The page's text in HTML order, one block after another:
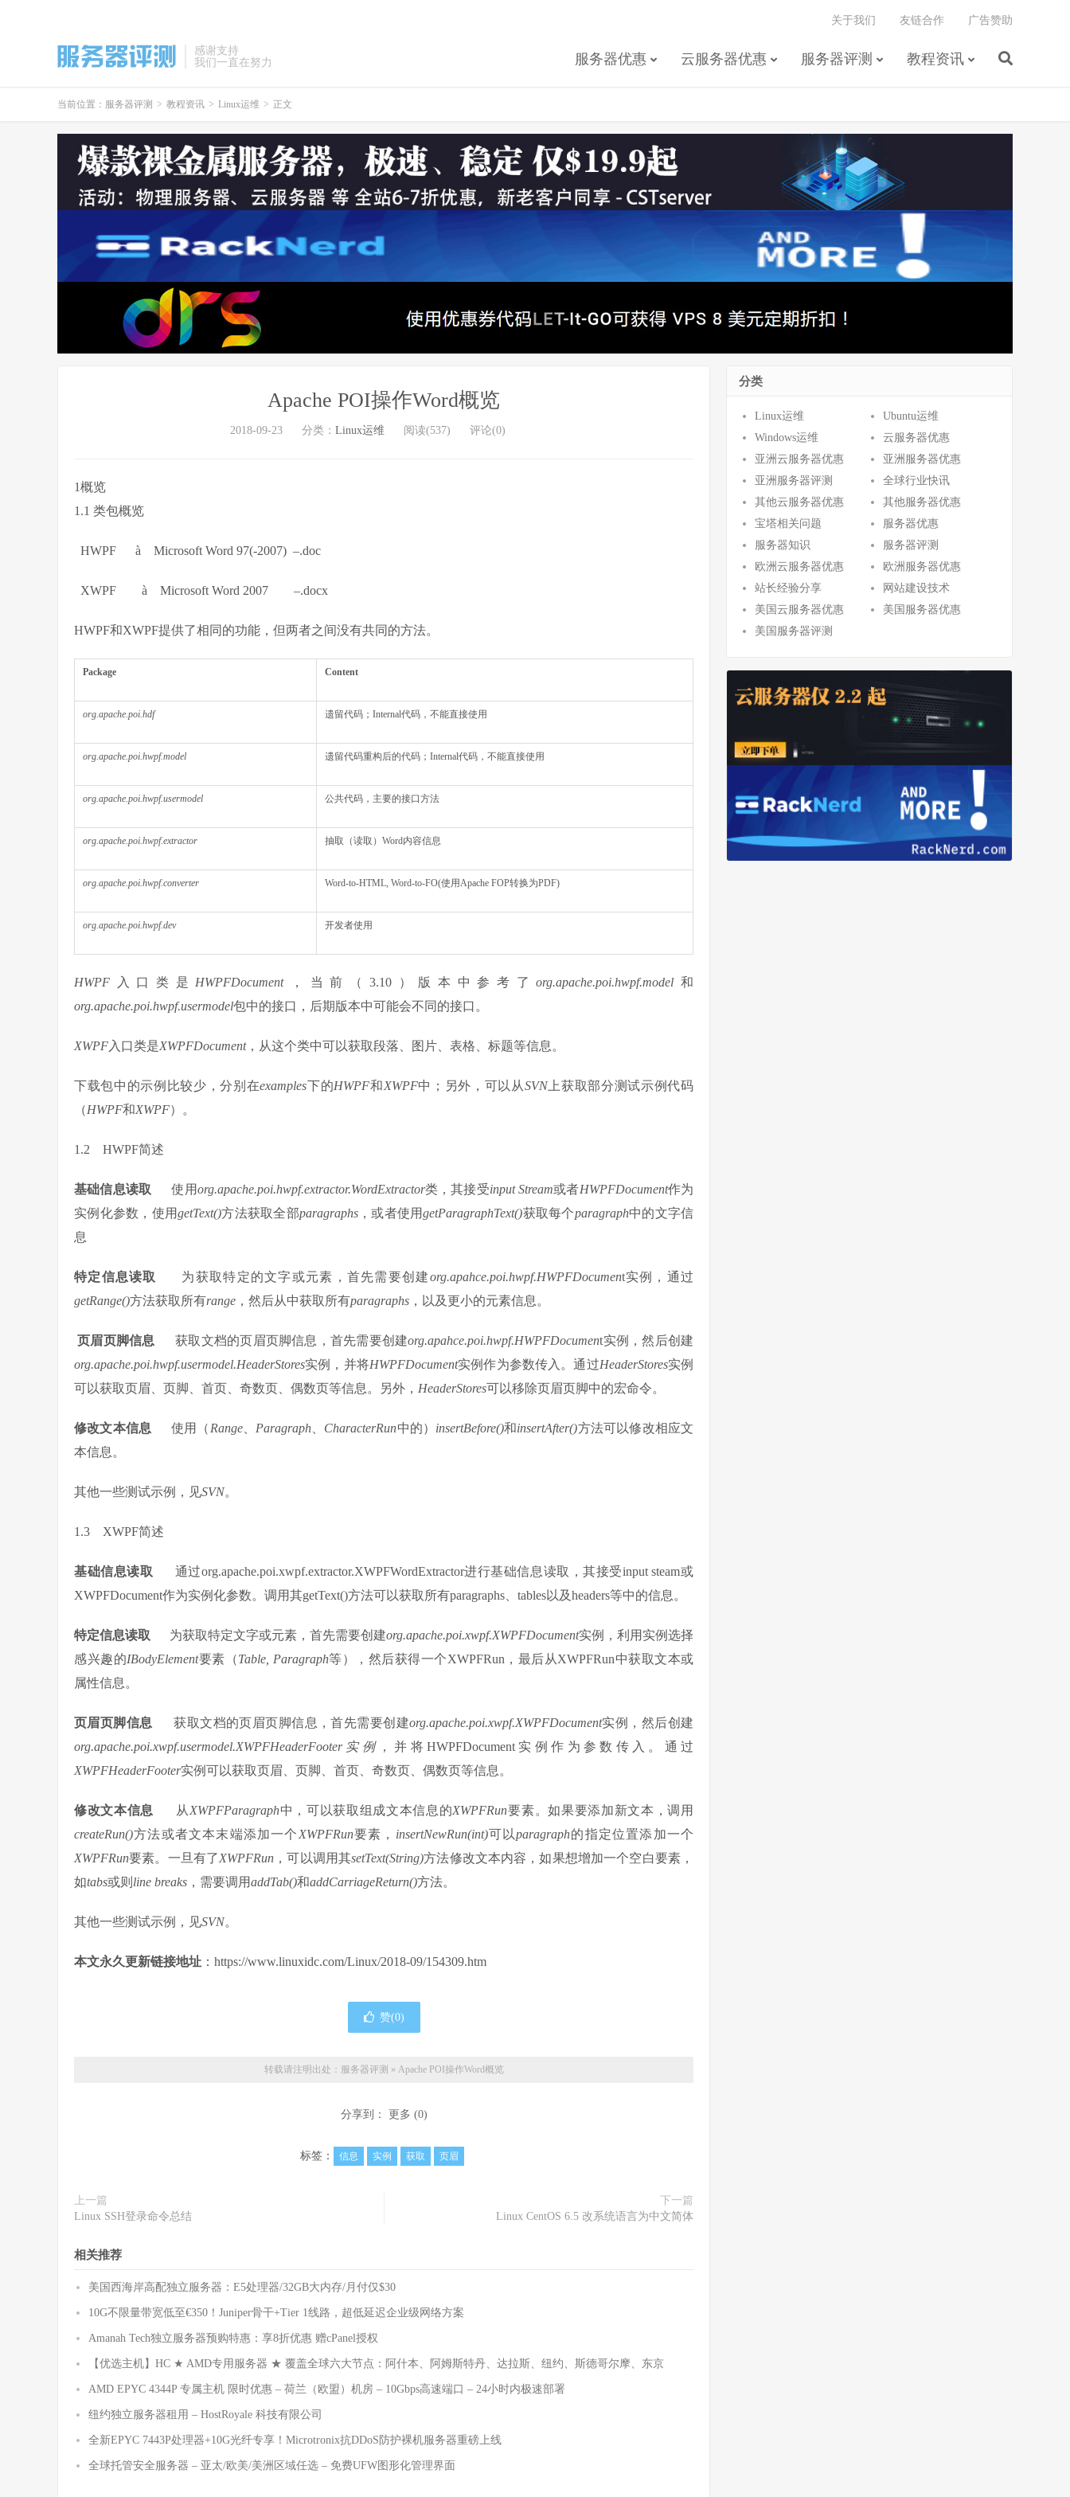
感谢支持
我们一直在努力
服务器优惠 云服务器优惠 服务器评测 教程资讯
关于我们 友链合作 广告赞助
当前位置： 服务器评测 > 教程资讯 > Linux运维 > 正文
Apache POI操作Word概览
2018-09-23 分类： Linux运维 阅读(537) 评论(0)
1概览
1.1 类包概览
HWPF à Microsoft Word 97(-2007) –.doc
XWPF à Microsoft Word 2007 –.docx
HWPF和XWPF提供了相同的功能，但两者之间没有共同的方法。
Package Content
org.apache.poi.hdf 遗留代码；Internal代码，不能直接使用
org.apache.poi.hwpf.model 遗留代码重构后的代码；Internal代码，不能直接使用
org.apache.poi.hwpf.usermodel 公共代码，主要的接口方法
org.apache.poi.hwpf.extractor 抽取（读取）Word内容信息
org.apache.poi.hwpf.converter Word-to-HTML, Word-to-FO(使用Apache FOP转换为PDF)
org.apache.poi.hwpf.dev 开发者使用
HWPF 入口类是 HWPFDocument，当前（3.10）版本中参考了org.apache.poi.hwpf.model 和
org.apache.poi.hwpf.usermodel包中的接口，后期版本中可能会不同的接口。
XWPF入口类是XWPFDocument，从这个类中可以获取段落、图片、表格、标题等信息。
下载包中的示例比较少，分别在examples下的HWPF和XWPF中；另外，可以从SVN上获取部分测试示例代码
（HWPF和XWPF）。
1.2 HWPF简述
基础信息读取 使用org.apache.poi.hwpf.extractor.WordExtractor类，其接受input Stream或者HWPFDocument作为
实例化参数，使用getText()方法获取全部paragraphs，或者使用getParagraphText()获取每个paragraph中的文字信
息
特定信息读取 为获取特定的文字或元素，首先需要创建org.apahce.poi.hwpf.HWPFDocument实例，通过
getRange()方法获取所有range ，然后从中获取所有paragraphs ，以及更小的元素信息。
页眉页脚信息获取文档的页眉页脚信息，首先需要创建org.apahce.poi.hwpf.HWPFDocument实例，然后创建
org.apache.poi.hwpf.usermodel.HeaderStores实例，并将HWPFDocument实例作为参数传入。通过HeaderStores实例
可以获取页眉、页脚、首页、奇数页、偶数页等信息。另外， HeaderStores可以移除页眉页脚中的宏命令。
修改文本信息使用（ Range、 Paragraph CharacterRun中的） insertBefore()和insertAfter()方法可以修改相应文
本信息。
其他一些测试示例，见SVN。
1.3 XWPF简述
基础信息读取 通过org.apache.poi.xwpf.extractor.XWPFWordExtractor进行基础信息读取，其接受input steam或
XWPFDocument作为实例化参数。调用其getText()方法可以获取所有paragraphs、tables以及headers等中的信息。
特定信息读取 为获取特定文字或元素，首先需要创建org.apache.poi.xwpf.XWPFDocument实例，利用实例选择
感兴趣的IBodyElement要素（Table, Paragraph等），然后获得一个XWPFRun，最后从XWPFRun中获取文本或
属性信息。
页眉页脚信息获取文档的页眉页脚信息，首先需要创建org.apache.poi.xwpf.XWPFDocument实例，然后创建
org.apache.poi.xwpf.usermodel.XWPFHeaderFooter实例 ，并将HWPFDocument实例作为参数传入。通过
XWPFHeaderFooter实例可以获取页眉、页脚、首页、奇数页、偶数页等信息。
修改文本信息 从 XWPFParagraph中，可以获取组成文本信息的XWPFRun要素。如果要添加新文本，调用
createRun()方法或者文本末端添加一个 XWPFRun要素， insertNewRun(int)可以paragraph的指定位置添加一个
XWPFRun要素。一旦有了XWPFRun ，可以调用其setText(String)方法修改文本内容，如果想增加一个空白要素，
如tabs或则 line breaks ，需要调用addTab()和addCarriageReturn()方法。
其他一些测试示例，见SVN。
本文永久更新链接地址 ：https://www.linuxidc.com/Linux/2018-09/154309.htm
赞(0)
转载请注明出处： 服务器评测 » Apache POI操作Word概览
分享到： 更多 (0)
标签： 信息 实例 获取 页眉
上一篇
Linux SSH登录命令总结
下一篇
Linux CentOS 6.5 改系统语言为中文简体
相关推荐
美国西海岸高配独立服务器：E5处理器/32GB大内存/月付仅$30
10G不限量带宽低至€350！Juniper骨干+Tier 1线路，超低延迟企业级网络方案
Amanah Tech独立服务器预购特惠：享8折优惠 赠cPanel授权
【优选主机】HC ★ AMD专用服务器 ★ 覆盖全球六大节点：阿什本、阿姆斯特丹、达拉斯、纽约、斯德哥尔摩、东京
AMD EPYC 4344P 专属主机 限时优惠 – 荷兰（欧盟）机房 – 10Gbps高速端口 – 24小时内极速部署
纽约独立服务器租用 – HostRoyale 科技有限公司
全新EPYC 7443P处理器+10G光纤专享！Microtronix抗DDoS防护裸机服务器重磅上线
全球托管安全服务器 – 亚太/欧美/美洲区域任选 – 免费UFW图形化管理界面
分类
Linux运维
Ubuntu运维
Windows运维
云服务器优惠
亚洲云服务器优惠
亚洲服务器优惠
亚洲服务器评测
全球行业快讯
其他云服务器优惠
其他服务器优惠
宝塔相关问题
服务器优惠
服务器知识
服务器评测
欧洲云服务器优惠
欧洲服务器优惠
站长经验分享
网站建设技术
美国云服务器优惠
美国服务器优惠
美国服务器评测